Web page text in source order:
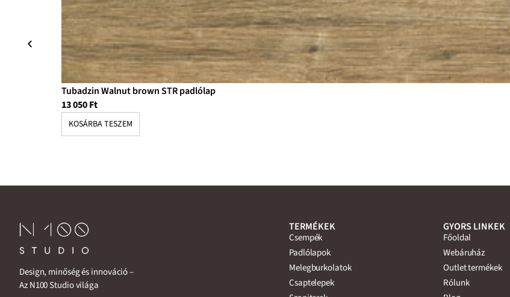
Tubadzin Walnut brown STR padlólap
13 050Ft
KOSÁRBA TESZEM
Design, minőség és innováció –
Az N100 Studio világa
TERMÉKEK
Csempék
Padlólapok
Melegburkolatok
Csaptelepek
GYORS LINKEK
Főoldal
Webáruház
Outlet termékek
Rólunk